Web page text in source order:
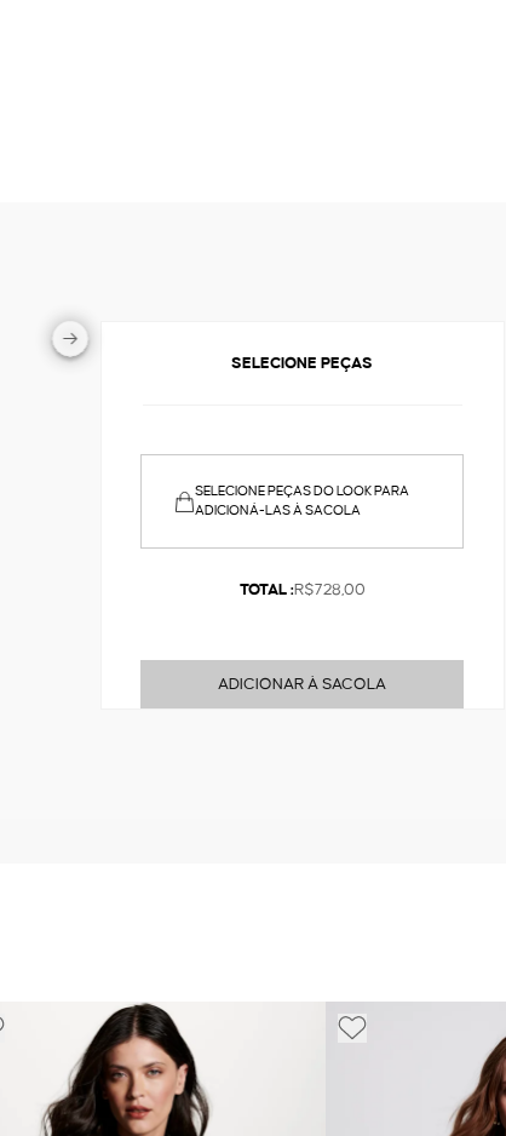
SELECIONE PEÇAS
SELECIONE PEÇAS DO LOOK PARA
ADICIONÁ-LAS À SACOLA
TOTAL :R$728,00
ADICIONAR À SACOLA